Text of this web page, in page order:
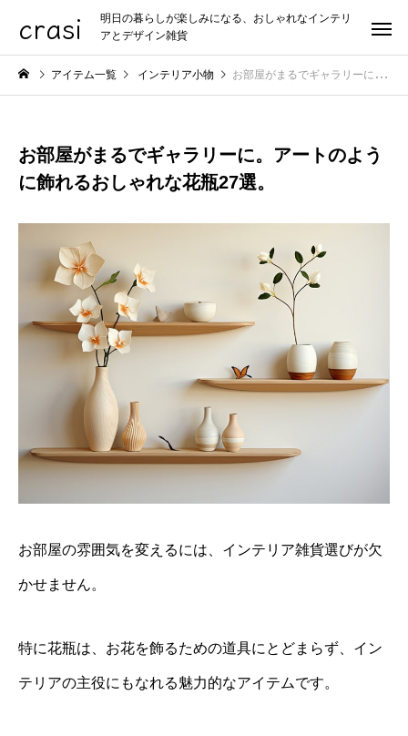
crasi
明日の暮らしが楽しみになる、おしゃれなインテリ
アとデザイン雑貨
アイテム一覧 インテリア小物 お部屋がまるでギャラリーに。アートのように飾れるおしゃれな花瓶27選。
お部屋がまるでギャラリーに。アートのよう
に飾れるおしゃれな花瓶27選。
お部屋の雰囲気を変えるには、インテリア雑貨選びが欠
かせません。
特に花瓶は、お花を飾るための道具にとどまらず、イン
テリアの主役にもなれる魅力的なアイテムです。